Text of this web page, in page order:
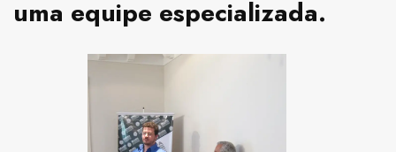
uma equipe especializada.